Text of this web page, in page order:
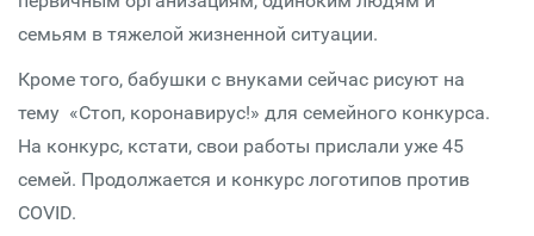
семьям в тяжелой жизненной ситуации.
Кроме того, бабушки с внуками сейчас рисуют на
тему «Стоп, коронавирус!» для семейного конкурса.
На конкурс, кстати, свои работы прислали уже 45
семей. Продолжается и конкурс логотипов против
COVID.